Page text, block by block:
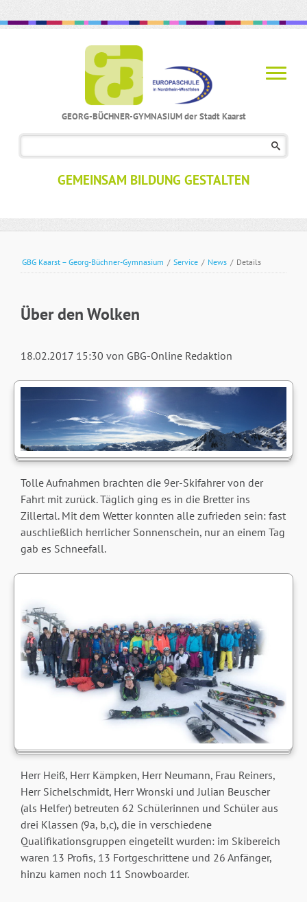
GEORG-BÜCHNER-GYMNASIUM der Stadt Kaarst
GEMEINSAM BILDUNG GESTALTEN
GBG Kaarst – Georg-Büchner-Gymnasium / Service / News / Details
Über den Wolken
18.02.2017 15:30 von GBG-Online Redaktion
Tolle Aufnahmen brachten die 9er-Skifahrer von der
Fahrt mit zurück. Täglich ging es in die Bretter ins
Zillertal. Mit dem Wetter konnten alle zufrieden sein: fast
auschließlich herrlicher Sonnenschein, nur an einem Tag
gab es Schneefall.
Herr Heiß, Herr Kämpken, Herr Neumann, Frau Reiners,
Herr Sichelschmidt, Herr Wronski und Julian Beuscher
(als Helfer) betreuten 62 Schülerinnen und Schüler aus
drei Klassen (9a, b,c), die in verschiedene
Qualifikationsgruppen eingeteilt wurden: im Skibereich
waren 13 Profis, 13 Fortgeschrittene und 26 Anfänger,
hinzu kamen noch 11 Snowboarder.